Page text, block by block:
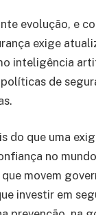
evolução, e
exige
inteligência
de
do que uma
no
movem
investir em